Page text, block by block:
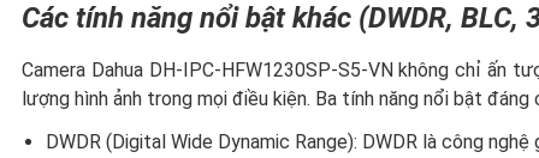
Các tính năng nổi bật khác (DWDR, BLC,
Camera Dahua DH-IPC-HFW1230SP-S5-VN không chỉ ấn
lượng hình ảnh trong mọi điều kiện. Ba tính năng nổi bật
DWDR (Digital Wide Dynamic Range): DWDR là công